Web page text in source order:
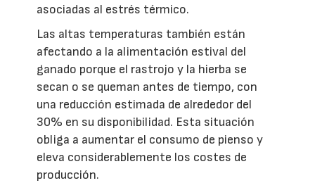
asociadas al estrés térmico.
Las altas temperaturas también están
afectando a la alimentación estival del
ganado porque el rastrojo y la hierba se
secan o se queman antes de tiempo, con
una reducción estimada de alrededor del
30% en su disponibilidad. Esta situación
obliga a aumentar el consumo de pienso y
eleva considerablemente los costes de
producción.